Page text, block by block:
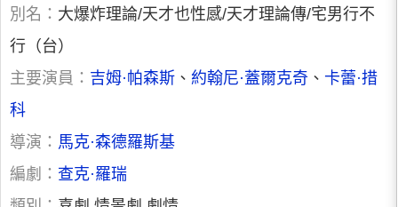
別名： 大爆炸理論/天才也性感/天才理論傳/宅男行不
行（台）
主要演員： 吉姆·帕森斯 、 約翰尼·蓋爾克奇 、 卡蕾·措
科
導演： 馬克·森德羅斯基
編劇： 查克·羅瑞